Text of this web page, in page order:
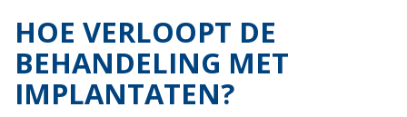
HOE VERLOOPT DE
BEHANDELING MET
IMPLANTATEN?